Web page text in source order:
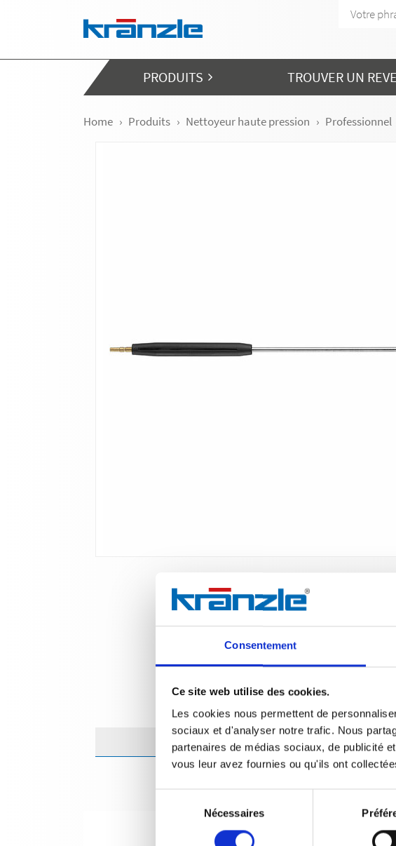
Consentement
Ce site web utilise des cookies.
Les cookies nous permettent de
sociaux et d'analyser notre trafic. Nous
partenaires de médias sociaux, de publicité
vous leur avez fournies ou qu'ils ont
consentement
Nécessaires
PRODUITS TROUVER UN
Home Produits Nettoyeur haute pression Professionnel